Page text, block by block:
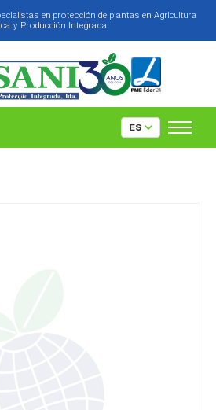
en protección de plantas en Agricultura
y Producción Integrada.